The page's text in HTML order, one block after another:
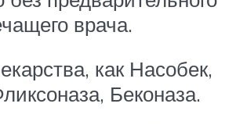
врача.
как Насобек,
Беконаза.